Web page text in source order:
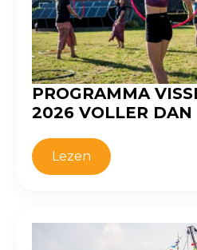
PROGRAMMA
2026 VOLLER DAN
Lezen